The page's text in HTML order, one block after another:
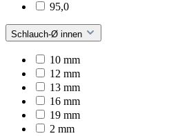
95,0
Schlauch-Ø innen
10 mm
12 mm
13 mm
16 mm
19 mm
2 mm